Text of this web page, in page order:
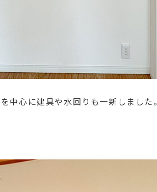
中心に建具や水回りも一新しました。